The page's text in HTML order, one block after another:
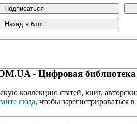
Подписаться
Назад в блог
- Цифровая библиотека
коллекцию статей, книг,
сюда, чтобы зарегистрироваться в